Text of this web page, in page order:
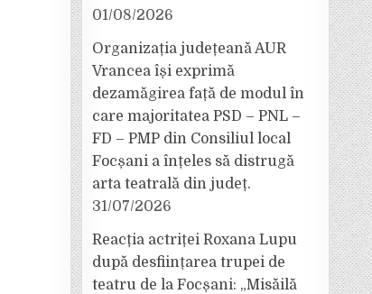
01/08/2026
Organizația județeană AUR
Vrancea își exprimă
dezamăgirea față de modul în
care majoritatea PSD – PNL –
FD – PMP din Consiliul local
Focșani a înțeles să distrugă
arta teatrală din județ.
31/07/2026
Reacția actriței Roxana Lupu
după desființarea trupei de
teatru de la Focșani: „Misăilă